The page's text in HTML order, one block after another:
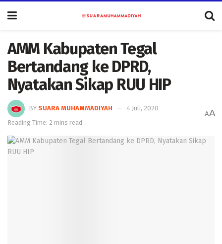
AMM Kabupaten Tegal
Bertandang ke DPRD,
Nyatakan Sikap RUU HIP
BY SUARA MUHAMMADIYAH
4 Juli, 2020
Reading Time: 2 mins read
AA